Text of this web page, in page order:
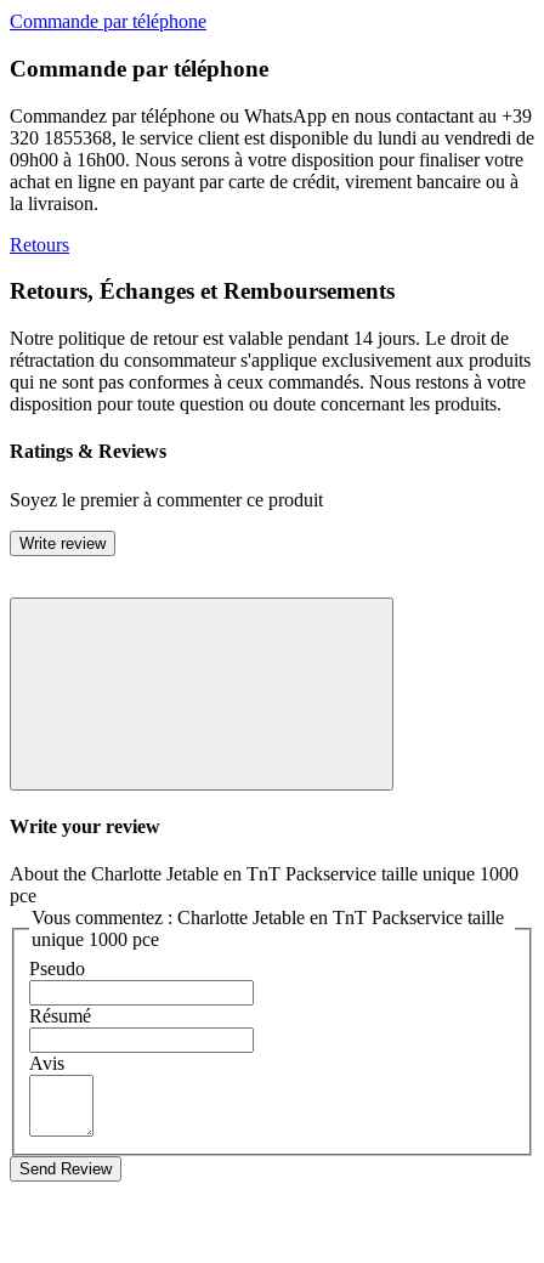
Commande par téléphone
Commande par téléphone
Commandez par téléphone ou WhatsApp en nous contactant au +39
320 1855368, le service client est disponible du lundi au vendredi de
09h00 à 16h00. Nous serons à votre disposition pour finaliser votre
achat en ligne en payant par carte de crédit, virement bancaire ou à
la livraison.
Retours
Retours, Échanges et Remboursements
Notre politique de retour est valable pendant 14 jours. Le droit de
rétractation du consommateur s'applique exclusivement aux produits
qui ne sont pas conformes à ceux commandés. Nous restons à votre
disposition pour toute question ou doute concernant les produits.
Ratings & Reviews
Soyez le premier à commenter ce produit
Write review
Write your review
About the Charlotte Jetable en TnT Packservice taille unique 1000
pce
Vous commentez : Charlotte Jetable en TnT Packservice taille
unique 1000 pce
Pseudo
Résumé
Avis
Send Review